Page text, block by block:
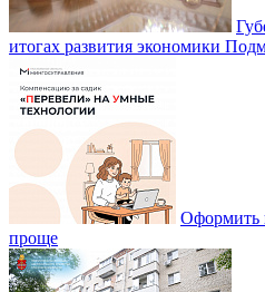
итогах развития экономики
Оформить
проще